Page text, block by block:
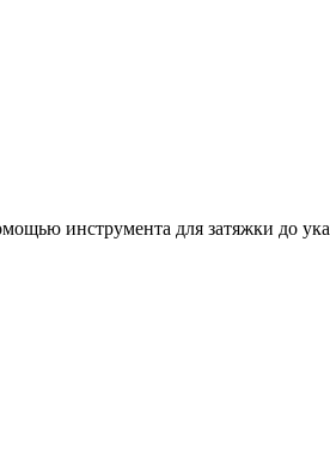
инструмента для затяжки до